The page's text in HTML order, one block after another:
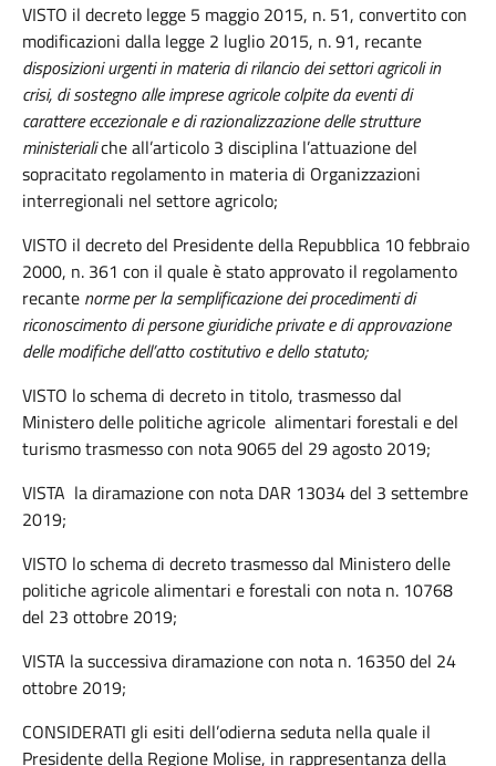
VISTO il decreto legge 5 maggio 2015, n. 51, convertito con
modificazioni dalla legge 2 luglio 2015, n. 91, recante
disposizioni urgenti in materia di rilancio dei settori agricoli in
crisi, di sostegno alle imprese agricole colpite da eventi di
carattere eccezionale e di razionalizzazione delle strutture
ministerialiche all’articolo 3 disciplina l’attuazione del
sopracitato regolamento in materia di Organizzazioni
interregionali nel settore agricolo;
VISTO il decreto del Presidente della Repubblica 10 febbraio
2000, n. 361 con il quale è stato approvato il regolamento
recante norme per la semplificazione dei procedimenti di
riconoscimento di persone giuridiche private e di approvazione
delle modifiche dell’atto costitutivo e dello statuto;
VISTO lo schema di decreto in titolo, trasmesso dal
Ministero delle politiche agricole alimentari forestali e del
turismo trasmesso con nota 9065 del 29 agosto 2019;
VISTA la diramazione con nota DAR 13034 del 3 settembre
2019;
VISTO lo schema di decreto trasmesso dal Ministero delle
politiche agricole alimentari e forestali con nota n. 10768
del 23 ottobre 2019;
VISTA la successiva diramazione con nota n. 16350 del 24
ottobre 2019;
CONSIDERATI gli esiti dell’odierna seduta nella quale il
Presidente della Regione Molise, in rappresentanza della